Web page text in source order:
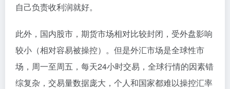
自己负责收利润就好。
此外，国内股市，期货市场相对比较封闭，受外盘影响
较小（相对容易被操控）。但是外汇市场是全球性市
场，周一至周五，每天24小时交易，全球行情的因素错
综复杂，交易量数据庞大，个人和国家都难以操控汇率